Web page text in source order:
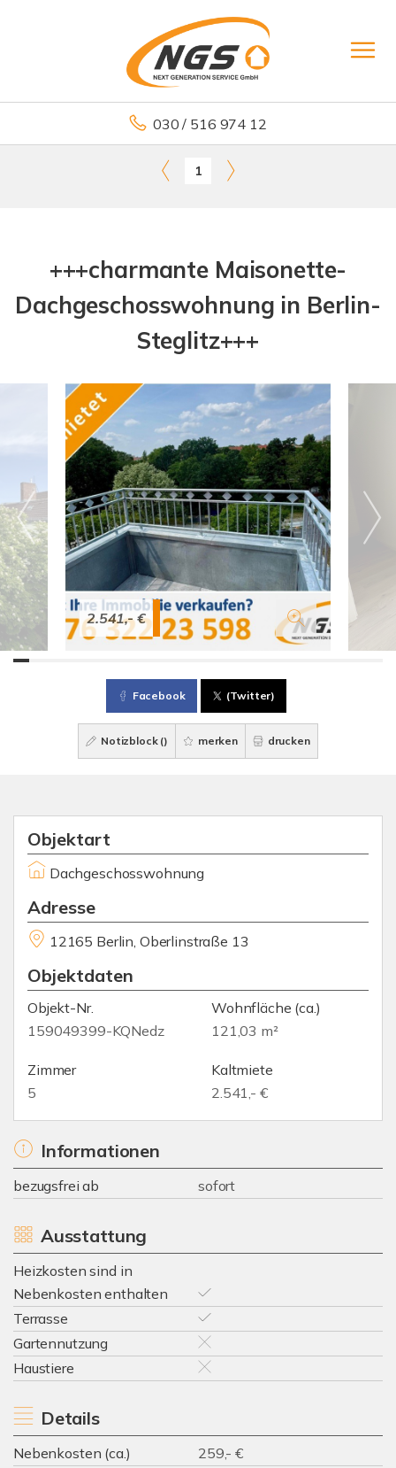
030 / 516 974 12
1
+++charmante Maisonette-
Dachgeschosswohnung in Berlin-
Steglitz+++
2.541,- €
Facebook (Twitter)
Notizblock () merken drucken
Objektart
Dachgeschosswohnung
Adresse
12165 Berlin, Oberlinstraße 13
Objektdaten
Objekt-Nr.
159049399-KQNedz
Wohnfläche (ca.)
121,03 m²
Zimmer
5
Kaltmiete
2.541,- €
Informationen
bezugsfrei ab sofort
Ausstattung
Heizkosten sind in
Nebenkosten enthalten
Terrasse
Gartennutzung
Haustiere
Details
Nebenkosten (ca.)
259,- €